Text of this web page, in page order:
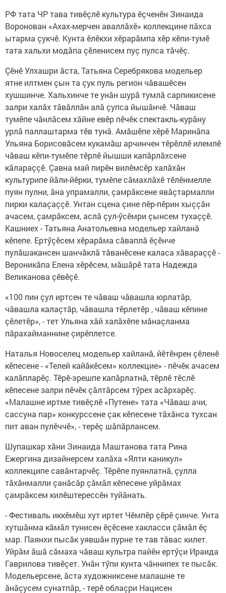
РФ тата ЧР тава тивӗçлӗ культура ӗçченӗн Зинаида
Воронован «Ахах-мерчен аваллăхӗ» коллекцине пăхса
ытарма çукчӗ. Кунта ӗлӗкхи хӗрарăмпа хӗр кӗпи-тумӗ
тата хальхи модăпа çӗленисем пуç пулса тăчӗç.
Çӗнӗ Улхашри ăста, Татьяна Серебрякова модельер
ятне илтмен çын та çук пуль регион чăвашӗсен
хушшинче. Хальхинче те унăн шурă тумлă сарпикисене
залри халăх тăвăллăн алă çупса йышăнчӗ. Чăваш
тумӗпе чăнлăсем хăйне евӗр пӗчӗк спектакль-курăну
урлă паллаштарма тӗв тунă. Амăшӗпе хӗрӗ Маринăпа
Ульяна Борисовăсем кукамăш арчинчен тӗрӗллӗ илемлӗ
чăваш кӗпи-тумӗпе тӗрлӗ йышши капăрлăхсене
кăлараççӗ. Çавна май пирӗн вилӗмсӗр халăхăн
культурипе йăли-йӗрки, тумӗпе сăмахлăхӗ тӗлӗнмелле
пуян пулни, ăна упрамалли, çамрăксене явăçтармалли
пирки калаçаççӗ. Унтан сцена çине пӗр-пӗрин хыççăн
ачасем, çамрăксем, аслă çул-ӳсӗмри çынсем тухаççӗ.
Кашниех - Татьяна Анатольевна модельер хайланă
кӗпепе. Ертӳçӗсем хӗрарăма сăваплă ӗçӗнче
пулăшакансен шанчăклă тăванӗсене каласа хăвараççӗ -
Вероникăпа Елена хӗрӗсем, мăшăрӗ тата Надежда
Великанова çӗвӗçӗ.
«100 пин çул иртсен те чăваш чăвашла юрлатăр,
чăвашла калаçтăр, чăвашла тӗрлетӗр , чăваш кӗпине
çӗлетӗр», - тет Ульяна хăй халăхӗпе мăнаçланма
пăрахайманнине çирӗплетсе.
Наталья Новоселец модельер хайланă, йӗтӗнрен çӗленӗ
кӗпесене - «Телей кайăкӗсем» коллекцие» - пӗчӗк ачасем
калăпларӗç. Тӗрӗ-эрешпе капăрлатнă, тӗрлӗ тӗслӗ
кӗпесене залри пӗчӗк çăлтăрсем тӳрех асăрхарӗç.
«Малашне иртме тивӗçлӗ «Путене» тата «Чăваш ачи,
сассуна пар» конкурссене çак кӗпесене тăхăнса тухсан
пит аван пулӗччӗ», - терӗç шăпăрлансем.
Шупашкар хăни Зинаида Маштанова тата Рина
Ежергина дизайнерсем халăха «Ялти каникул»
коллекципе савăнтарчӗç. Тӗрӗпе пуянлатнă, çулла
тăхăнмалли çанăсăр çăмăл кӗпесене уйрăмах
çамрăксем килӗштерессӗн туйăнать.
- Фестиваль иккӗмӗш хут иртет Чӗмпӗр çӗрӗ çинче. Унта
хутшăнма кăмăл тунисен ӗçӗсене хакласси çăмăл ӗç
мар. Паянхи пысăк уявшăн пурне те тав тăвас килет.
Уйрăм ăшă сăмаха чăваш культра пайӗн ертӳçи Ираида
Гаврилова тивӗçет. Унăн тӳпи кунта чăннипех те пысăк.
Модельерсене, ăста художниксене малашне те
ăнăçусем сунатпăр, - терӗ облаçри Нацисен